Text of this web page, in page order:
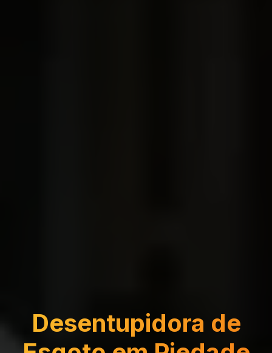
Desentupidora de